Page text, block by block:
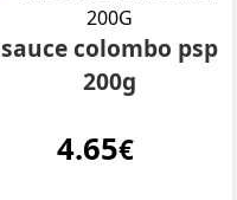
sauce colombo psp
200g
4.65€